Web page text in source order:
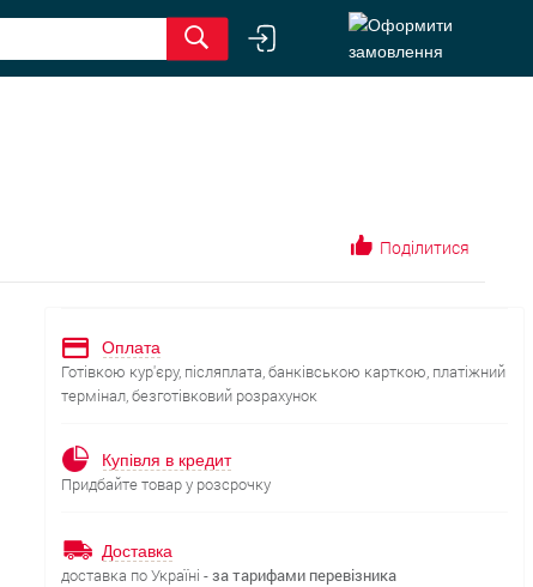
Поділитися
Оплата
Готівкою кур'єру, післяплата, банківською карткою, платіжний
термінал, безготівковий розрахунок
Купівля в кредит
Придбайте товар у розсрочку
Доставка
доставка по Україні -за тарифами перевізника